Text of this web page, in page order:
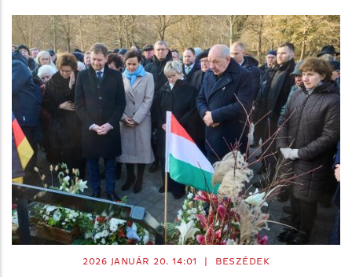
2026 JANUÁR 20. 14:01 BESZÉDEK